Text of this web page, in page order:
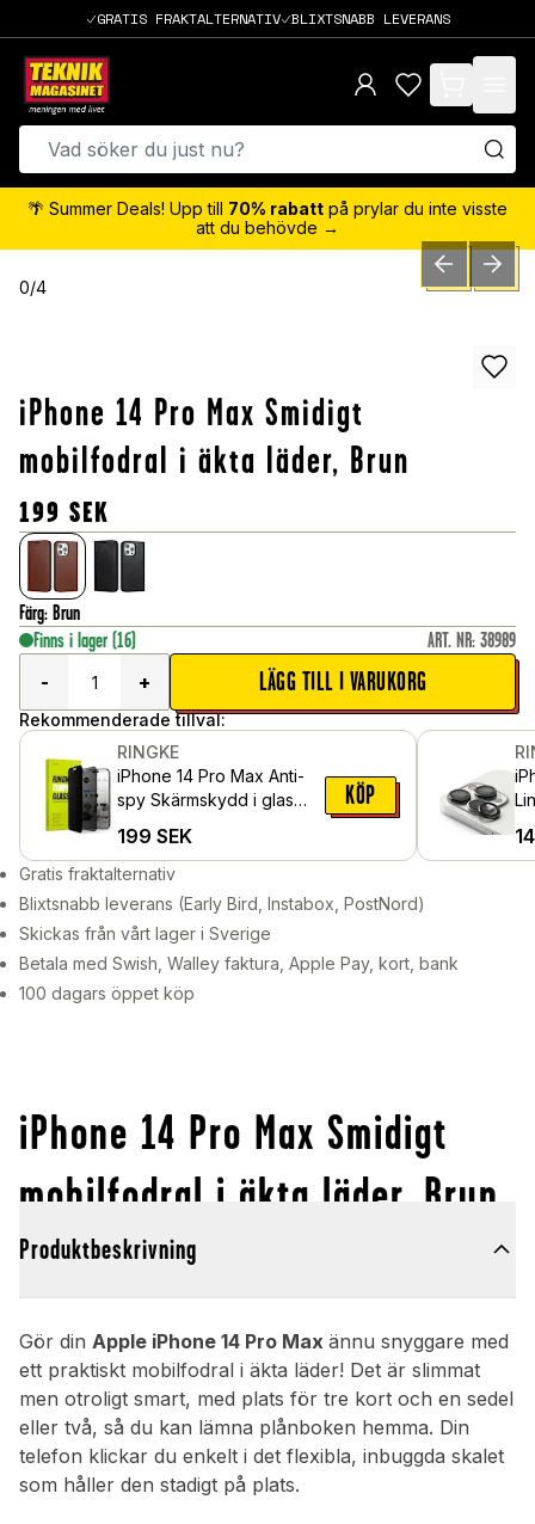
GRATIS FRAKTALTERNATIV BLIXTSNABB LEVERANS
items in cart,
🌴 Summer Deals! Upp till 70% rabatt på prylar du inte visste
att du behövde →
0/4 PREVIOUSNEXT
iPhone 14 Pro Max Smidigt
mobilfodral i äkta läder, Brun
199 SEK
Färg: Brun
Finns i lager (16) ART. NR: 38989
-
+ LÄGG TILL I VARUKORG
Rekommenderade tillval:
RINGKE
iPhone 14 Pro Max Anti-
spy Skärmskydd i glas
199 SEK
KÖP
Gratis fraktalternativ
Blixtsnabb leverans (Early Bird, Instabox, PostNord)
Skickas från vårt lager i Sverige
Betala med Swish, Walley faktura, Apple Pay, kort, bank
100 dagars öppet köp
iPhone 14 Pro Max Smidigt
mobilfodral i äkta läder, Brun
Produktbeskrivning
Gör din Apple iPhone 14 Pro Max ännu snyggare med
ett praktiskt mobilfodral i äkta läder! Det är slimmat
men otroligt smart, med plats för tre kort och en sedel
eller två, så du kan lämna plånboken hemma. Din
telefon klickar du enkelt i det flexibla, inbuggda skalet
som håller den stadigt på plats.